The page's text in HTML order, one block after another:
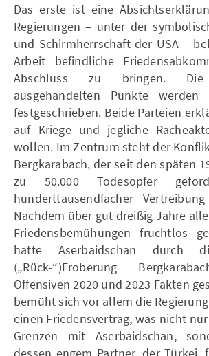
Das erste ist eine
Regierungen – unter der
und Schirmherrschaft der USA –
Arbeit befindliche
Abschluss zu bringen.
ausgehandelten Punkte werden
festgeschrieben. Beide Parteien
auf Kriege und jegliche
wollen. Im Zentrum steht der
Bergkarabach, der seit den späten
zu 50.000 Todesopfer
hunderttausendfacher
Nachdem über gut dreißig Jahre
Friedensbemühungen fruchtlos
hatte Aserbaidschan durch
(„Rück-“)Eroberung
Offensiven 2020 und 2023 Fakten
bemüht sich vor allem die
einen Friedensvertrag, was nicht
Grenzen mit Aserbaidschan,
dessen engem Partner, der Türkei,